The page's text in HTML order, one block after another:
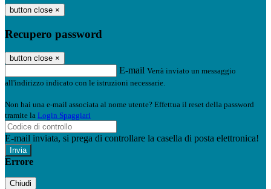
button close ×
Recupero password
button close ×
E-mail Verrà inviato un messaggio
all'indirizzo indicato con le istruzioni necessarie.
Non hai una e-mail associata al nome utente? Effettua il reset della password
tramite la Login Spaggiari
E-mail inviata, si prega di controllare la casella di posta elettronica!
Errore
Chiudi